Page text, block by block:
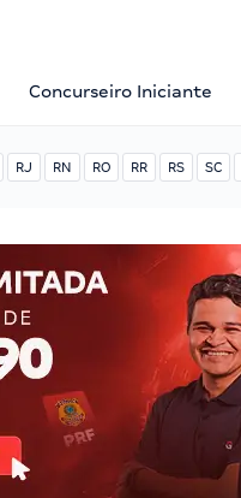
Concurseiro Iniciante
RJ RN RO RR RS SC